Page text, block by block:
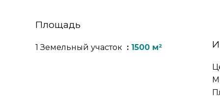
Площадь
1 Земельный участок 1500 м²